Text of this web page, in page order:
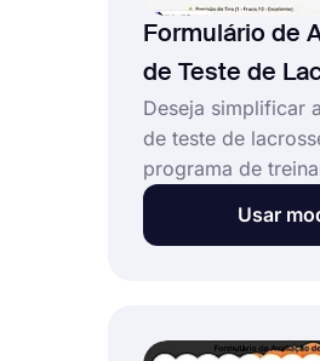
Formulário de
de Teste de
Deseja simplificar
de teste de
programa de
equipe de
está aqui para
crie o seu próprio
Usar